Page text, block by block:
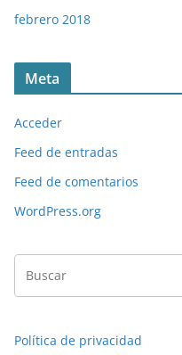
febrero 2018
Meta
Acceder
Feed de entradas
Feed de comentarios
WordPress.org
Política de privacidad